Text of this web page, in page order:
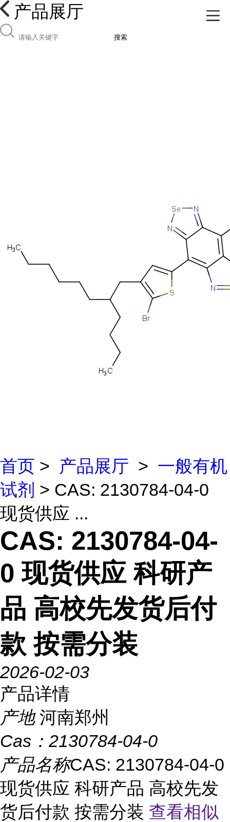
产品展厅
搜索
首页 > 产品展厅 > 一般有机
试剂 > CAS: 2130784-04-0
现货供应 ...
CAS: 2130784-04-
0 现货供应 科研产
品 高校先发货后付
款 按需分装
2026-02-03
产品详情
产地 河南郑州
Cas： 2130784-04-0
产品名称CAS: 2130784-04-0
现货供应 科研产品 高校先发
货后付款 按需分装 查看相似